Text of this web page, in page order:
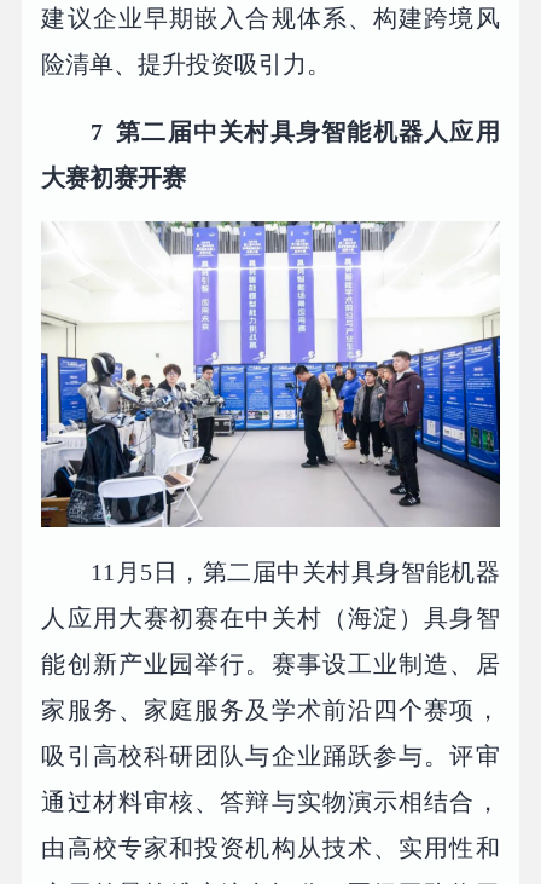
建议企业早期嵌入合规体系、构建跨境风
险清单、提升投资吸引力。
7 第二届中关村具身智能机器人应用
大赛初赛开赛
11月5日，第二届中关村具身智能机器
人应用大赛初赛在中关村（海淀）具身智
能创新产业园举行。赛事设工业制造、居
家服务、家庭服务及学术前沿四个赛项，
吸引高校科研团队与企业踊跃参与。评审
通过材料审核、答辩与实物演示相结合，
由高校专家和投资机构从技术、实用性和